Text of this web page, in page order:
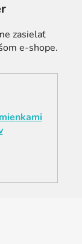
zasielať
e-shope.